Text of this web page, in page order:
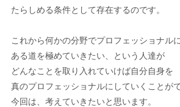
たらしめる条件として存在するのです。
これから何かの分野でプロフェッショナル
ある道を極めていきたい、という人達が
どんなことを取り入れていけば自分自身を
真のプロフェッショナルにしていくことが
今回は、考えていきたいと思います。